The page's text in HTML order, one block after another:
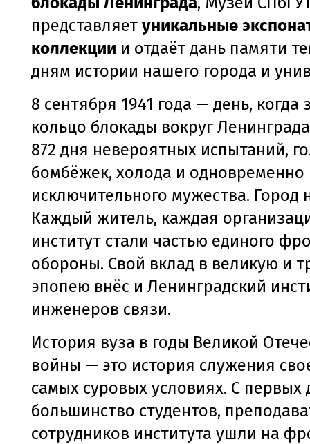
представляет уникальные
коллекции и отдаёт дань памяти
дням истории нашего города и
8 сентября 1941 года — день, когда
кольцо блокады вокруг
872 дня невероятных испытаний,
бомбёжек, холода и одновременно
исключительного мужества. Город
Каждый житель, каждая
институт стали частью единого
обороны. Свой вклад в великую и
эпопею внёс и Ленинградский
инженеров связи.
История вуза в годы Великой
войны — это история служения
самых суровых условиях. С
большинство студентов,
сотрудников института ушли на